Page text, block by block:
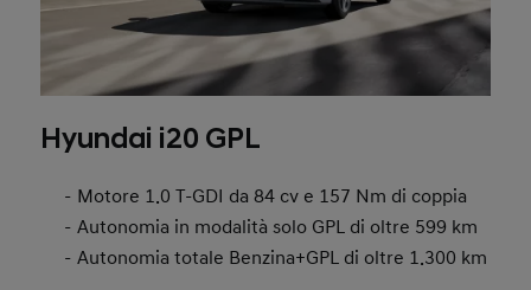
Hyundai i20 GPL
Motore 1.0 T-GDI da 84 cv e 157 Nm di coppia
Autonomia in modalità solo GPL di oltre 599 km
Autonomia totale Benzina+GPL di oltre 1.300 km